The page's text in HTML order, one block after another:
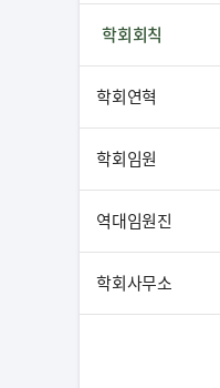
학회회칙
학회연혁
학회임원
역대임원진
학회사무소